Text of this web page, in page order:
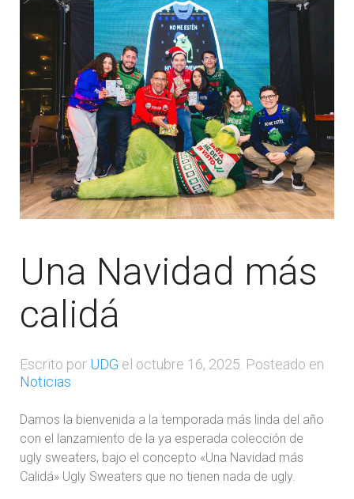
Una Navidad más
calidá
Escrito por UDG el octubre 16, 2025 . Posteado en
Noticias
Damos la bienvenida a la temporada más linda del año
con el lanzamiento de la ya esperada colección de
ugly sweaters, bajo el concepto «Una Navidad más
Calidá» Ugly Sweaters que no tienen nada de ugly.